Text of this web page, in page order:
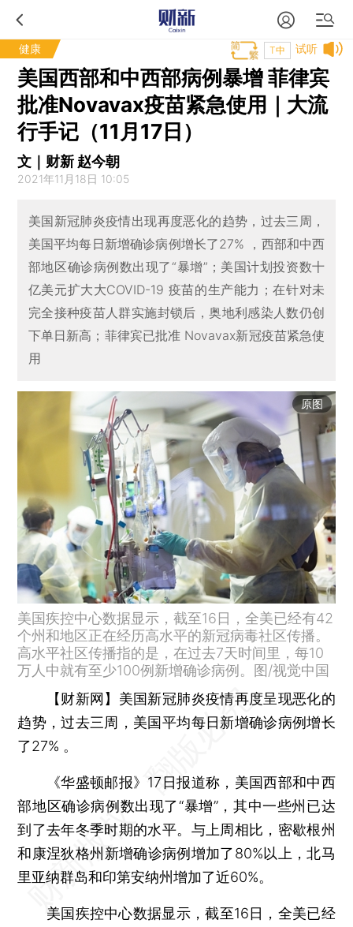
健康 试听
T中
美国西部和中西部病例暴增 菲律宾
批准Novavax疫苗紧急使用｜大流
行手记（11月17日）
文｜财新 赵今朝
2021年11月18日 10:05
美国新冠肺炎疫情出现再度恶化的趋势，过去三周，
美国平均每日新增确诊病例增长了27% ，西部和中西
部地区确诊病例数出现了“暴增”；美国计划投资数十
亿美元扩大大COVID-19 疫苗的生产能力；在针对未
完全接种疫苗人群实施封锁后，奥地利感染人数仍创
下单日新高；菲律宾已批准 Novavax新冠疫苗紧急使
用
原图
美国疾控中心数据显示，截至16日，全美已经有42
个州和地区正在经历高水平的新冠病毒社区传播。
高水平社区传播指的是，在过去7天时间里，每10
万人中就有至少100例新增确诊病例。图/视觉中国
【财新网】 美国新冠肺炎疫情再度呈现恶化的
趋势，过去三周，美国平均每日新增确诊病例增长
了27% 。
《华盛顿邮报》17日报道称，美国西部和中西
部地区确诊病例数出现了“暴增”，其中一些州已达
到了去年冬季时期的水平。与上周相比，密歇根州
和康涅狄格州新增确诊病例增加了80%以上，北马
里亚纳群岛和印第安纳州增加了近60%。
美国疾控中心数据显示，截至16日，全美已经